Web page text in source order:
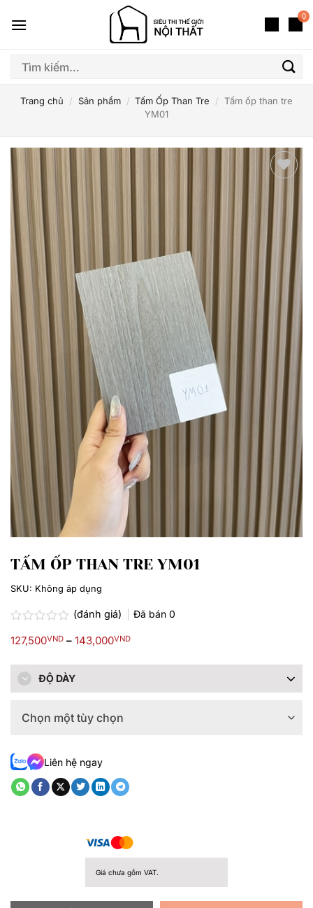
qua
dung
0
Tìm
Trang chủ / Sản phẩm / Tấm Ốp Than Tre / Tấm ốp than tre
YM01
Thêm
yêu
thích
TẤM ỐP THAN TRE YM01
xếp
0.0
sao
(đánh giá) Đã bán 0
127,500VND – 143,000VNDKhoảng
143,000VND
ĐỘ DÀY
Liên hệ ngay
Giá chưa gồm VAT.
SKU: Không áp dụng